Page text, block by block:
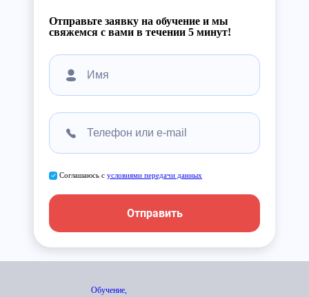
Отправьте заявку на обучение и мы
свяжемся с вами в течении 5 минут!
Соглашаюсь с условиями передачи данных
Отправить
Обучение,